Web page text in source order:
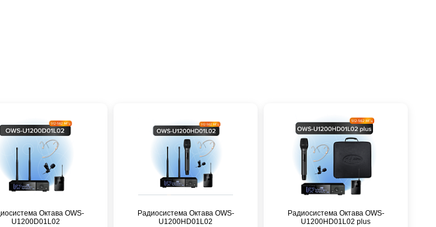
Октава OWS-
U1200D01L02
Радиосистема Октава OWS-
U1200HD01L02
Радиосистема Октава OWS-
U1200HD01L02 plus